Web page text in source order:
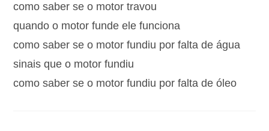
como saber se o motor travou
quando o motor funde ele funciona
como saber se o motor fundiu por falta de água
sinais que o motor fundiu
como saber se o motor fundiu por falta de óleo